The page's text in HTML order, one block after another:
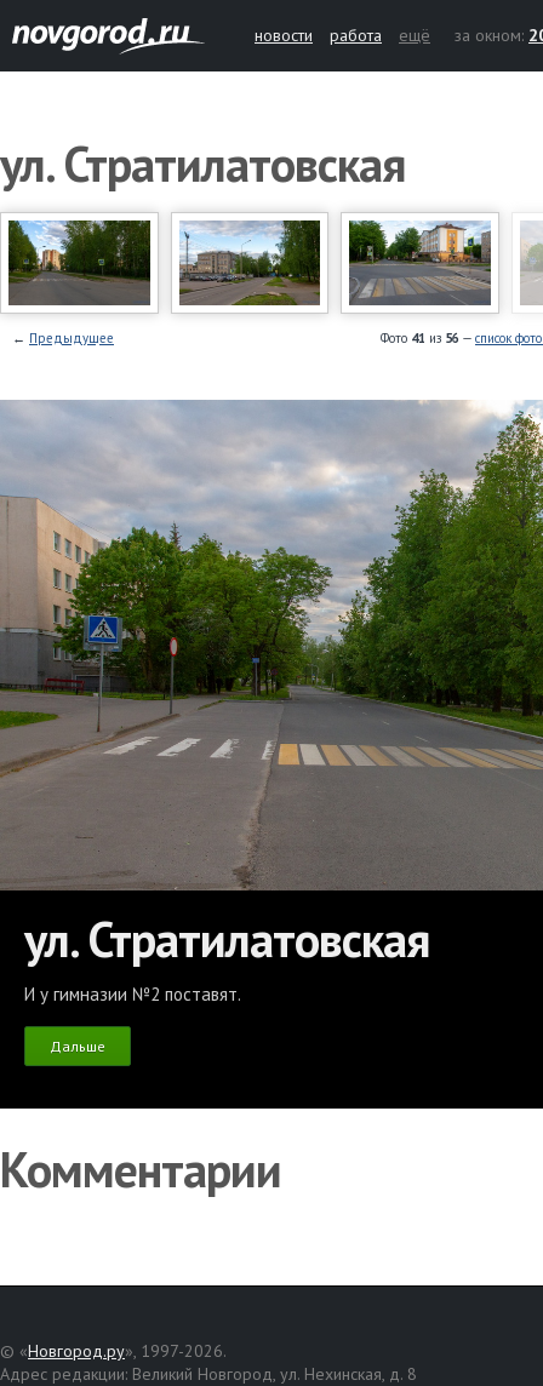
новости работа ещё за окном:
ул. Стратилатовская
Фото 41 из 56 — список
← Предыдущее
ул. Стратилатовская
И у гимназии №2 поставят.
Дальше
Комментарии
© «Новгород.ру», 1997-2026.
Адрес редакции: Великий Новгород, ул. Нехинская, д. 8